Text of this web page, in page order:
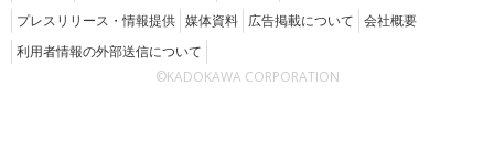
プレスリリース・情報提供 媒体資料 広告掲載について 会社概要
利用者情報の外部送信について
©KADOKAWA CORPORATION